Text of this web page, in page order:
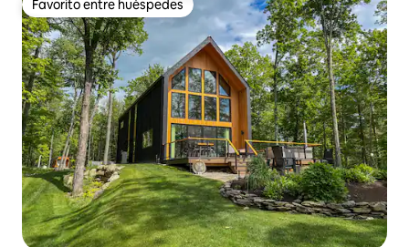
Favorito entre huéspedes
Favorito entre huéspedes